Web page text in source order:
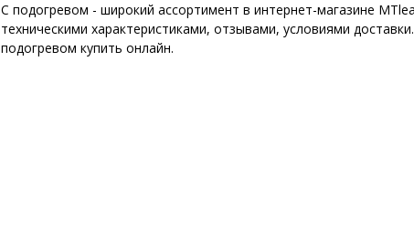
С подогревом - широкий ассортимент в интернет-магазине
техническими характеристиками, отзывами, условиями
подогревом купить онлайн.